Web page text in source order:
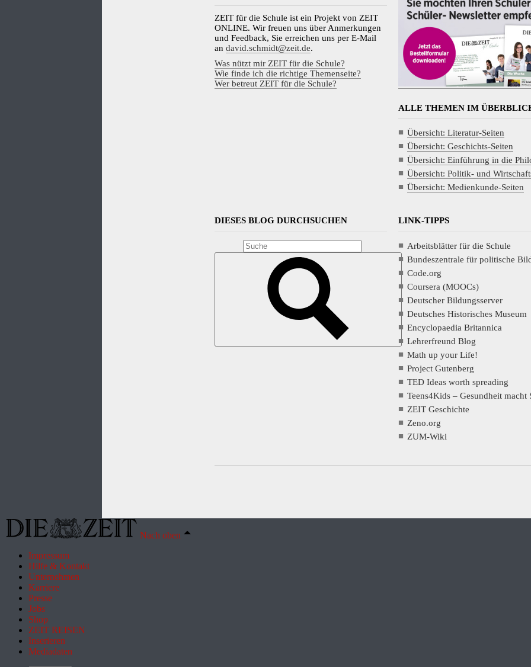
ZEIT für die Schule ist ein Projekt von ZEIT
ONLINE. Wir freuen uns über Anmerkungen
und Feedback, Sie erreichen uns per E-Mail
an david.schmidt@zeit.de.
Was nützt mir ZEIT für die Schule?
Wie finde ich die richtige Themenseite?
Wer betreut ZEIT für die Schule?
ALLE THEMEN IM
Übersicht: Literatur-Seiten
Übersicht: Geschichts-Seiten
Übersicht: Einführung in die
Übersicht: Politik- und
Übersicht: Medienkunde-Seiten
LINK-TIPPS
Arbeitsblätter für die Schule
Bundeszentrale für politische
Code.org
Coursera (MOOCs)
Deutscher Bildungsserver
Deutsches Historisches Museum
Encyclopaedia Britannica
Lehrerfreund Blog
Math up your Life!
Project Gutenberg
TED Ideas worth spreading
Teens4Kids – Gesundheit macht
ZEIT Geschichte
Zeno.org
ZUM-Wiki
DIESES BLOG DURCHSUCHEN
Nach oben
Impressum
Hilfe & Kontakt
Unternehmen
Karriere
Presse
Jobs
Shop
ZEIT REISEN
Inserieren
Mediadaten